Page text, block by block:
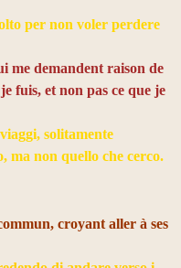
per non voler perdere
me demandent raison de
fuis, et non pas ce que je
solitamente
ma non quello che cerco.
croyant aller à ses